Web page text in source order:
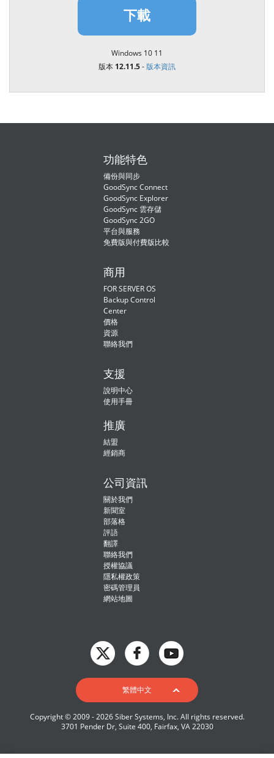
下載
Windows 10 11
版本 12.11.5- 版本資訊
功能特色
備份與同步
GoodSync Connect
GoodSync Explorer
GoodSync 雲存儲
GoodSync 2GO
平台與服務
免費版與付費版比較
商用
FOR SERVER OS
Backup Control
Center
價格
資源
聯絡我們
支援
說明中心
使用手冊
推廣
結盟
經銷商
公司資訊
關於我們
新聞室
部落格
評語
翻譯
聯絡我們
授權協議
隱私權政策
密碼管理員
網站地圖
繁體中文
English
Deutsch
Español-419
Copyright © 2009 - 2026 Siber Systems, Inc. All rights reserved.
3701 Pender Dr, Suite 400, Fairfax, VA 22030